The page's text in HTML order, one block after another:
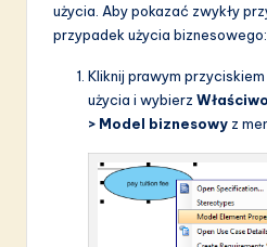
użycia. Aby pokazać zwykły
przypadek użycia biznesowego:
Kliknij prawym
użycia i wybierz
> Model biznesowy z